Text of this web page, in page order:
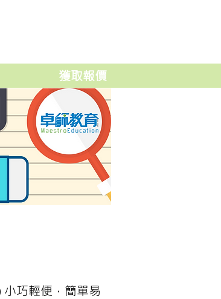
獲取報價
巧輕便，簡單易